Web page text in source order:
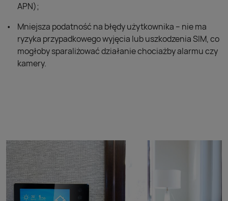
APN);
Mniejsza podatność na błędy użytkownika – nie ma
ryzyka przypadkowego wyjęcia lub uszkodzenia SIM, co
mogłoby sparaliżować działanie chociażby alarmu czy
kamery.